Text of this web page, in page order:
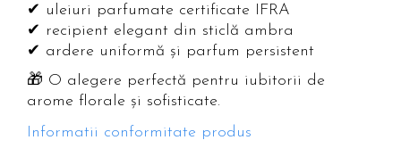
✔ uleiuri parfumate certificate IFRA
✔ recipient elegant din sticlă ambra
✔ ardere uniformă și parfum persistent
🎁 O alegere perfectă pentru iubitorii de
arome florale și sofisticate.
Informatii conformitate produs